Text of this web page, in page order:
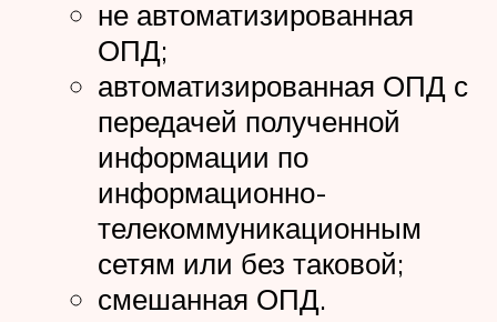
не автоматизированная
ОПД;
автоматизированная ОПД с
передачей полученной
информации по
информационно-
телекоммуникационным
сетям или без таковой;
смешанная ОПД.